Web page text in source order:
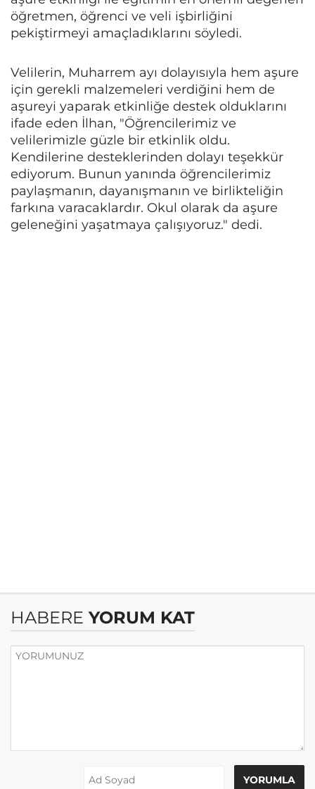
öğretmen, öğrenci ve veli işbirliğini
pekiştirmeyi amaçladıklarını söyledi.
Velilerin, Muharrem ayı dolayısıyla hem aşure
için gerekli malzemeleri verdiğini hem de
aşureyi yaparak etkinliğe destek olduklarını
ifade eden İlhan, "Öğrencilerimiz ve
velilerimizle güzle bir etkinlik oldu.
Kendilerine desteklerinden dolayı teşekkür
ediyorum. Bunun yanında öğrencilerimiz
paylaşmanın, dayanışmanın ve birlikteliğin
farkına varacaklardır. Okul olarak da aşure
geleneğini yaşatmaya çalışıyoruz." dedi.
HABERE YORUM KAT